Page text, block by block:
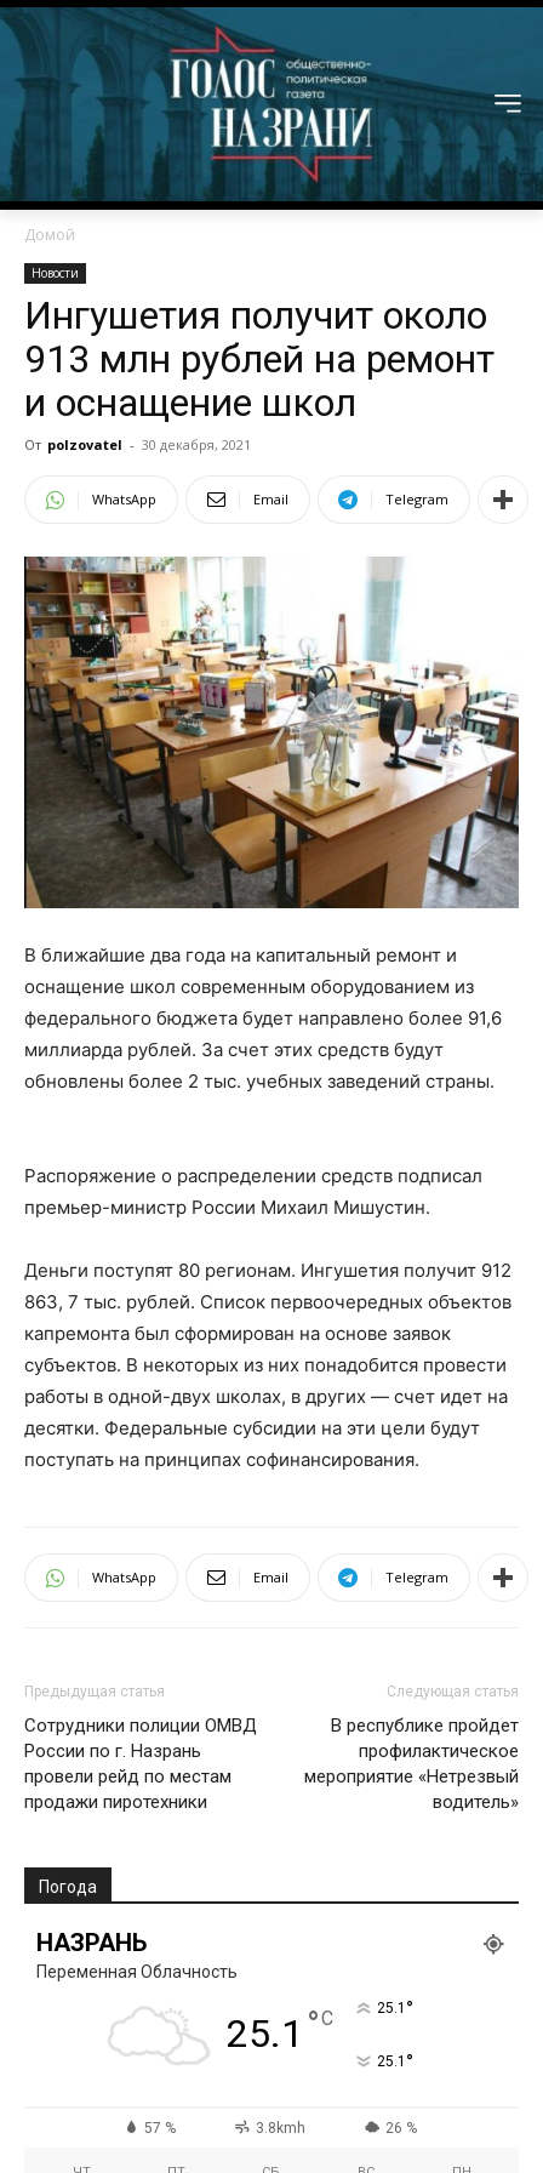
Домой
Новости
Ингушетия получит около
913 млн рублей на ремонт
и оснащение школ
От polzovatel - 30 декабря, 2021
WhatsApp Email Telegram
В ближайшие два года на капитальный ремонт и
оснащение школ современным оборудованием из
федерального бюджета будет направлено более 91,6
миллиарда рублей. За счет этих средств будут
обновлены более 2 тыс. учебных заведений страны.
Распоряжение о распределении средств подписал
премьер-министр России Михаил Мишустин.
Деньги поступят 80 регионам. Ингушетия получит 912
863, 7 тыс. рублей. Список первоочередных объектов
капремонта был сформирован на основе заявок
субъектов. В некоторых из них понадобится провести
работы в одной-двух школах, в других — счет идет на
десятки. Федеральные субсидии на эти цели будут
поступать на принципах софинансирования.
WhatsApp Email Telegram
Предыдущая статья
Сотрудники полиции ОМВД
России по г. Назрань
провели рейд по местам
продажи пиротехники
Следующая статья
В республике пройдет
профилактическое
мероприятие «Нетрезвый
водитель»
Погода
НАЗРАНЬ
Переменная Облачность
25.1 °C 25.1 °
25.1 °
57 % 3.8kmh 26 %